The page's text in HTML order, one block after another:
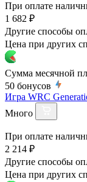
При оплате
1 682 ₽
Другие способы
Цена при других
Сумма месячной
50 бонусов
Игра WRC
Много
При оплате
2 214 ₽
Другие способы
Цена при других